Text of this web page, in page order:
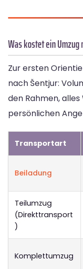
Was kostet ein Umzug
Zur ersten
nach Šentjur:
den Rahmen,
persönlichen
Transportart
Beiladung
Teilumzug
(Direkttransport
)
Komplettumzug